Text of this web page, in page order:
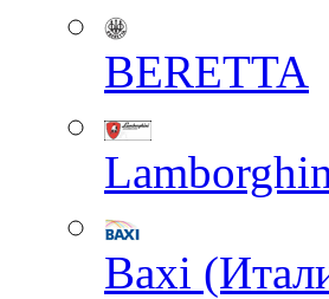
BERETTA
Baxi